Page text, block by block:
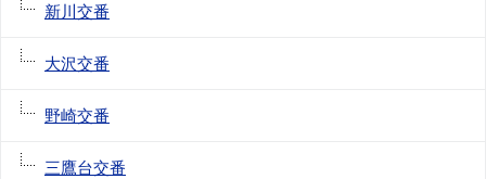
新川交番
大沢交番
野崎交番
三鷹台交番